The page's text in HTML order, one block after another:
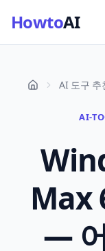
HowtoAI
AI 도구 추
AI-
Max
—